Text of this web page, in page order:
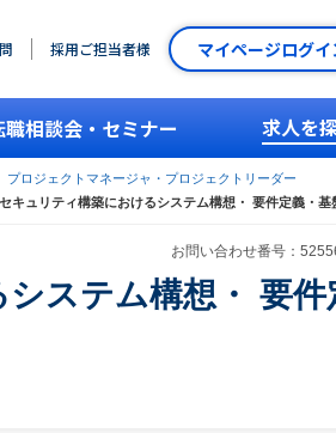
採用ご担当者様 マイページログイ
職相談会・セミナー 求人を
プロジェクトマネージャ・プロジェクトリーダー
キュリティ構築におけるシステム構想・ 要件定義・
お問い合わせ番号：
ステム構想・ 要件